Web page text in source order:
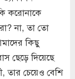
করোনাকে
না, তা তো
কিছু
ছেড়ে দিয়েছে
তার চেয়েও বেশি